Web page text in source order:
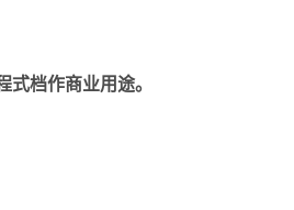
档作商业用途。